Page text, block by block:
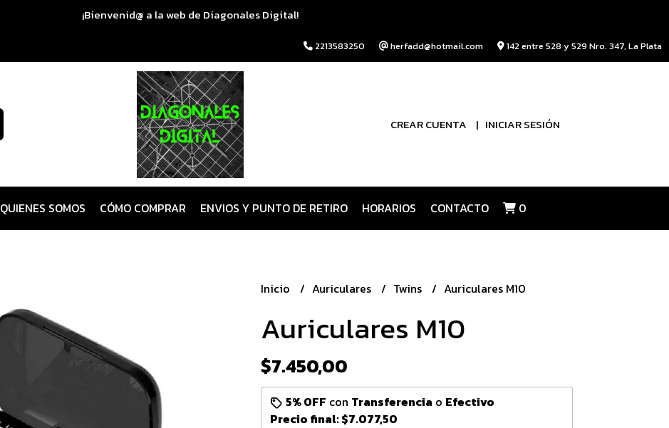
¡Bienvenid@ a la web de Diagonales Digital!
2213583250 herfadd@hotmail.com 142 entre 528 y 529 Nro. 347, La Plata
CREAR CUENTA INICIAR SESIÓN
QUIENES SOMOS CÓMO COMPRAR ENVIOS Y PUNTO DE RETIRO HORARIOS CONTACTO 0
Inicio Auriculares Twins Auriculares M10
Auriculares M10
$7.450,00
5% OFF con Transferencia o Efectivo
Precio final:$7.077,50